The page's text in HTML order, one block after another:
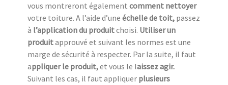
vous montreront également comment nettoyer
votre toiture. A l’aide d’une échelle de toit, passez
à l’application du produitchoisi. Utiliser un
produitapprouvé et suivant les normes est une
marge de sécurité à respecter. Par la suite, il faut
appliquer le produit,et vous le laissez agir.
Suivant les cas, il faut appliquer plusieurs